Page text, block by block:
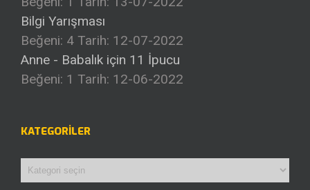
Bilgi Yarışması
Beğeni: 4 Tarih: 12-07-2022
Anne - Babalık için 11 İpucu
Beğeni: 1 Tarih: 12-06-2022
KATEGORILER
Kategoriler